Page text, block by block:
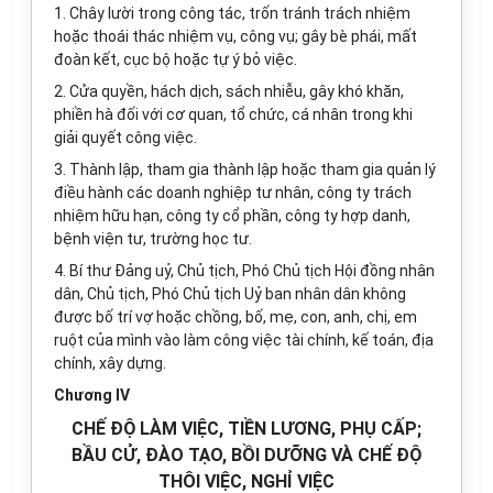
1. Chây lười trong công tác, trốn tránh trách nhiệm
hoặc thoái thác nhiệm vụ, công vụ; gây bè phái, mất
đoàn kết, cục bộ hoặc tự ý bỏ việc.
2. Cửa quyền, hách dịch, sách nhiễu, gây khó khăn,
phiền hà đối với cơ quan, tổ chức, cá nhân trong khi
giải quyết công việc.
3. Thành lập, tham gia thành lập hoặc tham gia quản lý
điều hành các doanh nghiệp tư nhân, công ty trách
nhiệm hữu hạn, công ty cổ phần, công ty hợp danh,
bệnh viện tư, trường học tư.
4. Bí thư Đảng uỷ, Chủ tịch, Phó Chủ tịch Hội đồng nhân
dân, Chủ tịch, Phó Chủ tịch Uỷ ban nhân dân không
được bố trí vợ hoặc chồng, bố, mẹ, con, anh, chị, em
ruột của mình vào làm công việc tài chính, kế toán, địa
chính, xây dựng.
Chương IV
CHẾ ĐỘ LÀM VIỆC, TIỀN LƯƠNG, PHỤ CẤP;
BẦU CỬ, ĐÀO TẠO, BỒI DƯỠNG VÀ CHẾ ĐỘ
THÔI VIỆC, NGHỈ VIỆC